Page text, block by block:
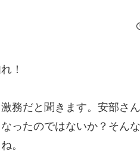
！
務だと聞きます。安部さ
ったのではないか？そんな
。